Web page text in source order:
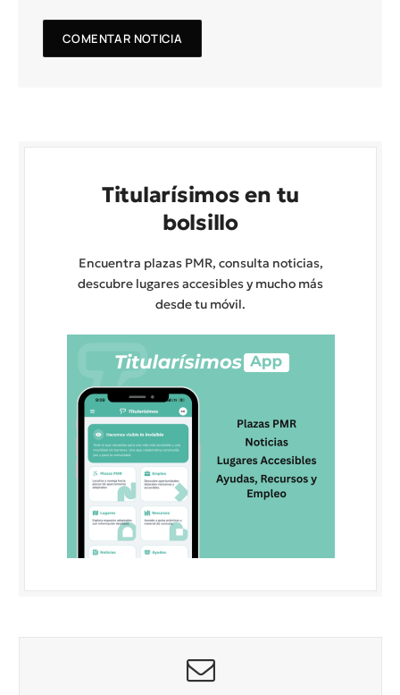
Titularísimos en tu
bolsillo
Encuentra plazas PMR, consulta noticias,
descubre lugares accesibles y mucho más
desde tu móvil.